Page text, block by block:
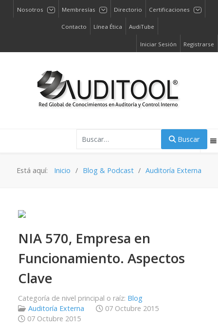
Nosotros Membresías Directorio Certificaciones
Contacto Línea Ética AudiTube
Iniciar Sesión Registrarse
Buscar
Está aquí: Inicio Blog & Podcast Auditoría Externa
NIA 570, Empresa en
Funcionamiento. Aspectos
Clave
Categoría de nivel principal o raíz: Blog
Auditoría Externa
07 Octubre 2015
07 Octubre 2015